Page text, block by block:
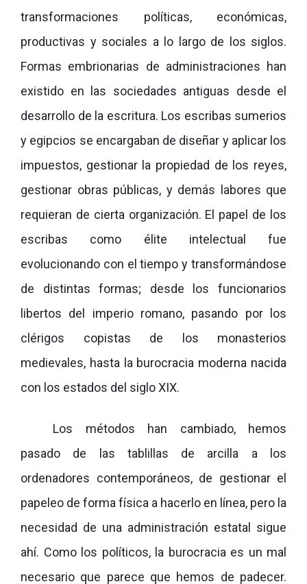
transformaciones políticas, económicas,
productivas y sociales a lo largo de los siglos.
Formas embrionarias de administraciones han
existido en las sociedades antiguas desde el
desarrollo de la escritura. Los escribas sumerios
y egipcios se encargaban de diseñar y aplicar los
impuestos, gestionar la propiedad de los reyes,
gestionar obras públicas, y demás labores que
requieran de cierta organización. El papel de los
escribas como élite intelectual fue
evolucionando con el tiempo y transformándose
de distintas formas; desde los funcionarios
libertos del imperio romano, pasando por los
clérigos copistas de los monasterios
medievales, hasta la burocracia moderna nacida
con los estados del siglo XIX.
Los métodos han cambiado, hemos
pasado de las tablillas de arcilla a los
ordenadores contemporáneos, de gestionar el
papeleo de forma física a hacerlo en línea, pero la
necesidad de una administración estatal sigue
ahí. Como los políticos, la burocracia es un mal
necesario que parece que hemos de padecer.